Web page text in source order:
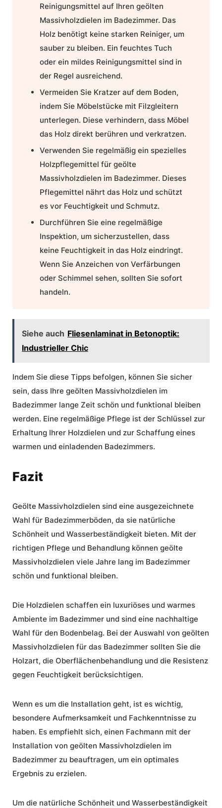
Reinigungsmittel auf Ihren geölten
Massivholzdielen im Badezimmer. Das
Holz benötigt keine starken Reiniger, um
sauber zu bleiben. Ein feuchtes Tuch
oder ein mildes Reinigungsmittel sind in
der Regel ausreichend.
Vermeiden Sie Kratzer auf dem Boden,
indem Sie Möbelstücke mit Filzgleitern
unterlegen. Diese verhindern, dass Möbel
das Holz direkt berühren und verkratzen.
Verwenden Sie regelmäßig ein spezielles
Holzpflegemittel für geölte
Massivholzdielen im Badezimmer. Dieses
Pflegemittel nährt das Holz und schützt
es vor Feuchtigkeit und Schmutz.
Durchführen Sie eine regelmäßige
Inspektion, um sicherzustellen, dass
keine Feuchtigkeit in das Holz eindringt.
Wenn Sie Anzeichen von Verfärbungen
oder Schimmel sehen, sollten Sie sofort
handeln.
Siehe auch Fliesenlaminat in Betonoptik:
Industrieller Chic
Indem Sie diese Tipps befolgen, können Sie sicher
sein, dass Ihre geölten Massivholzdielen im
Badezimmer lange Zeit schön und funktional bleiben
werden. Eine regelmäßige Pflege ist der Schlüssel zur
Erhaltung Ihrer Holzdielen und zur Schaffung eines
warmen und einladenden Badezimmers.
Fazit
Geölte Massivholzdielen sind eine ausgezeichnete
Wahl für Badezimmerböden, da sie natürliche
Schönheit und Wasserbeständigkeit bieten. Mit der
richtigen Pflege und Behandlung können geölte
Massivholzdielen viele Jahre lang im Badezimmer
schön und funktional bleiben.
Die Holzdielen schaffen ein luxuriöses und warmes
Ambiente im Badezimmer und sind eine nachhaltige
Wahl für den Bodenbelag. Bei der Auswahl von geölten
Massivholzdielen für das Badezimmer sollten Sie die
Holzart, die Oberflächenbehandlung und die Resistenz
gegen Feuchtigkeit berücksichtigen.
Wenn es um die Installation geht, ist es wichtig,
besondere Aufmerksamkeit und Fachkenntnisse zu
haben. Es empfiehlt sich, einen Fachmann mit der
Installation von geölten Massivholzdielen im
Badezimmer zu beauftragen, um ein optimales
Ergebnis zu erzielen.
Um die natürliche Schönheit und Wasserbeständigkeit